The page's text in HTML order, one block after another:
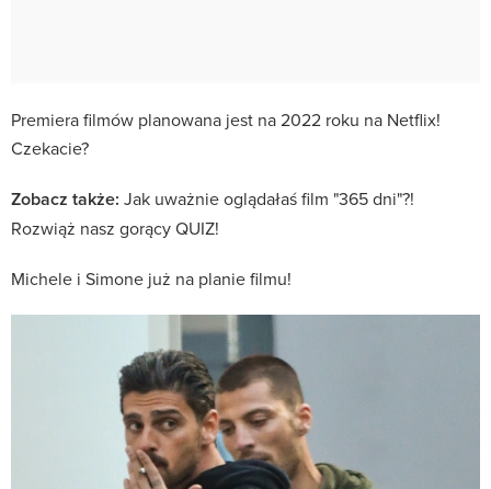
Premiera filmów planowana jest na 2022 roku na Netflix!
Czekacie?
Zobacz także: Jak uważnie oglądałaś film "365 dni"?!
Rozwiąż nasz gorący QUIZ!
Michele i Simone już na planie filmu!